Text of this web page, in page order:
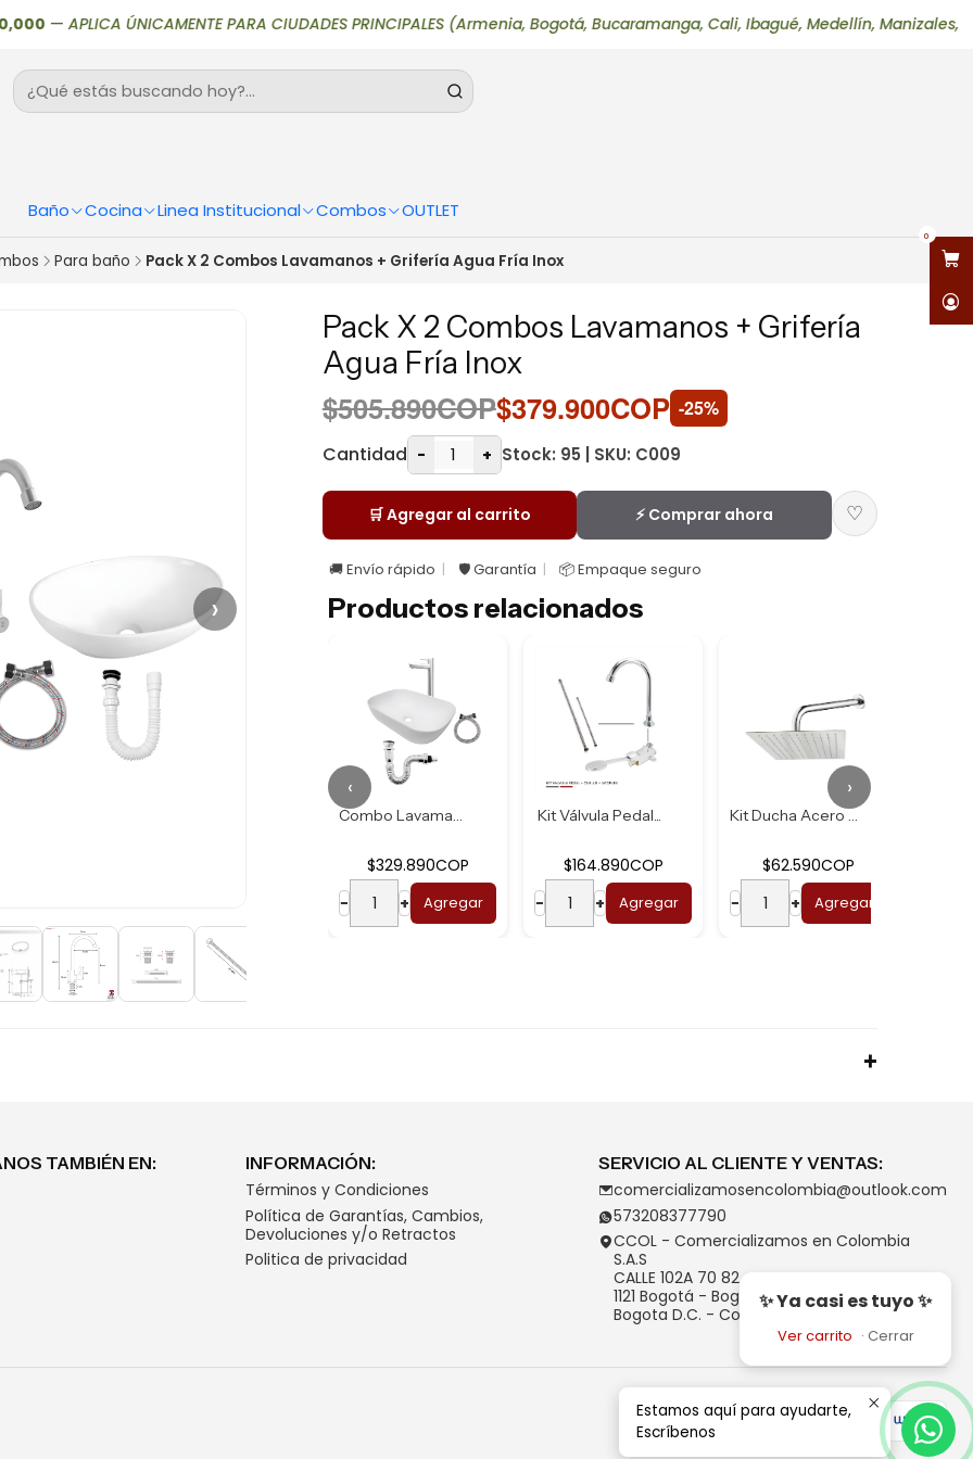
Baño Cocina Linea Institucional Combos OUTLET
0
—APLICA ÚNICAMENTE PARA CIUDADES PRINCIPALES (Armenia, Bogotá, Bucaramanga, Cali, Ibagué, Medellín, Manizales,
Para baño Pack X 2 Combos Lavamanos + Grifería Agua Fría Inox
›
Pack X 2 Combos Lavamanos + Grifería
Agua Fría Inox
$505.890COP$379.900COP -25%
Cantidad - + Stock: 95 | SKU: C009
🛒 Agregar al carrito ⚡ Comprar ahora ♡
🚚 Envío rápido 🛡️ Garantía 📦 Empaque seguro
Productos relacionados
Combo Lavamanos B...
$329.890COP
−
+ Agregar
Kit Válvula Pedal...
$164.890COP
−
+ Agregar
Kit Ducha Acero U...
$62.590COP
−
+ Agregar
‹ ›
✨ Ya casi es tuyo ✨
Ver carrito · Cerrar
TAMBIÉN EN:
INFORMACIÓN:
Términos y Condiciones
Política de Garantías, Cambios,
Devoluciones y/o Retractos
Politica de privacidad
SERVICIO AL CLIENTE Y VENTAS:
comercializamosencolombia@outlook.com
573208377790
CCOL - Comercializamos en Colombia
S.A.S
CALLE 102A 70 82
1121 Bogotá - Bogotá D.C.
Bogota D.C. - Colombia
Estamos aquí para ayudarte,
Escríbenos